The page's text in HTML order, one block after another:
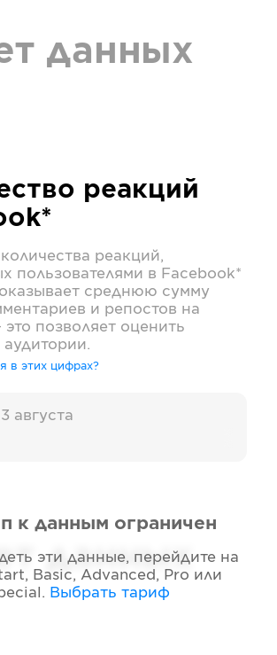
данных
реакций
реакций,
пользователями в Facebook*
среднюю сумму
и репостов на
позволяет оценить
аудитории.
в этих цифрах?
августа
данных
к данным ограничен
эти данные, перейдите на
Basic, Advanced, Pro или
. Выбрать тариф